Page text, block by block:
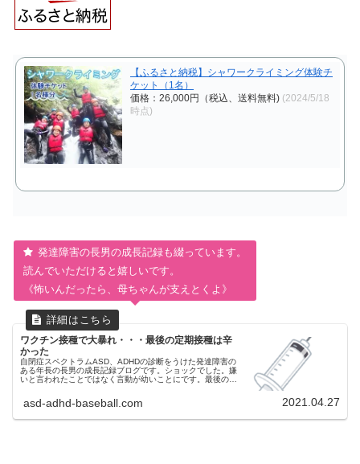
【ふるさと納税】シャワークライミング体験チ
ケット（1名）
価格：26,000円（税込、送料無料) (2024/5/18
時点)
発達障害の長男の成長記録も綴っています。
読んでいただけると嬉しいです。
《怖いんだったら、母ちゃんが支えとくよ》
ワクチン接種で大暴れ・・・最後の定期接種は辛
かった
自閉症スペクトラムASD、ADHDの診断をうけた発達障害の
ある年長の長男の成長記録ブログです。ショックでした。嫌
いと言われたことではなく言動が幼いことにです。最後の定
asd-adhd-baseball.com 2021.04.27